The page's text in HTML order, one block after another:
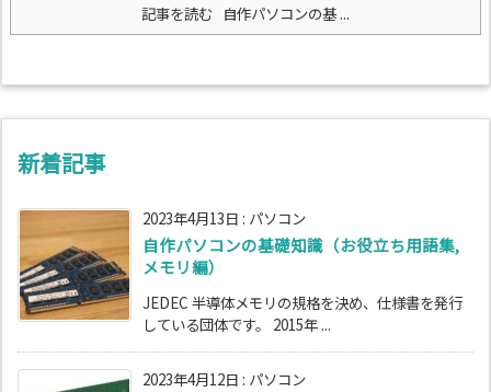
記事を読む 自作パソコンの基 ...
新着記事
2023年4月13日 : パソコン
自作パソコンの基礎知識（お役立ち用語集,
メモリ編）
JEDEC 半導体メモリの規格を決め、仕様書を発行
している団体です。 2015年 ...
2023年4月12日 : パソコン